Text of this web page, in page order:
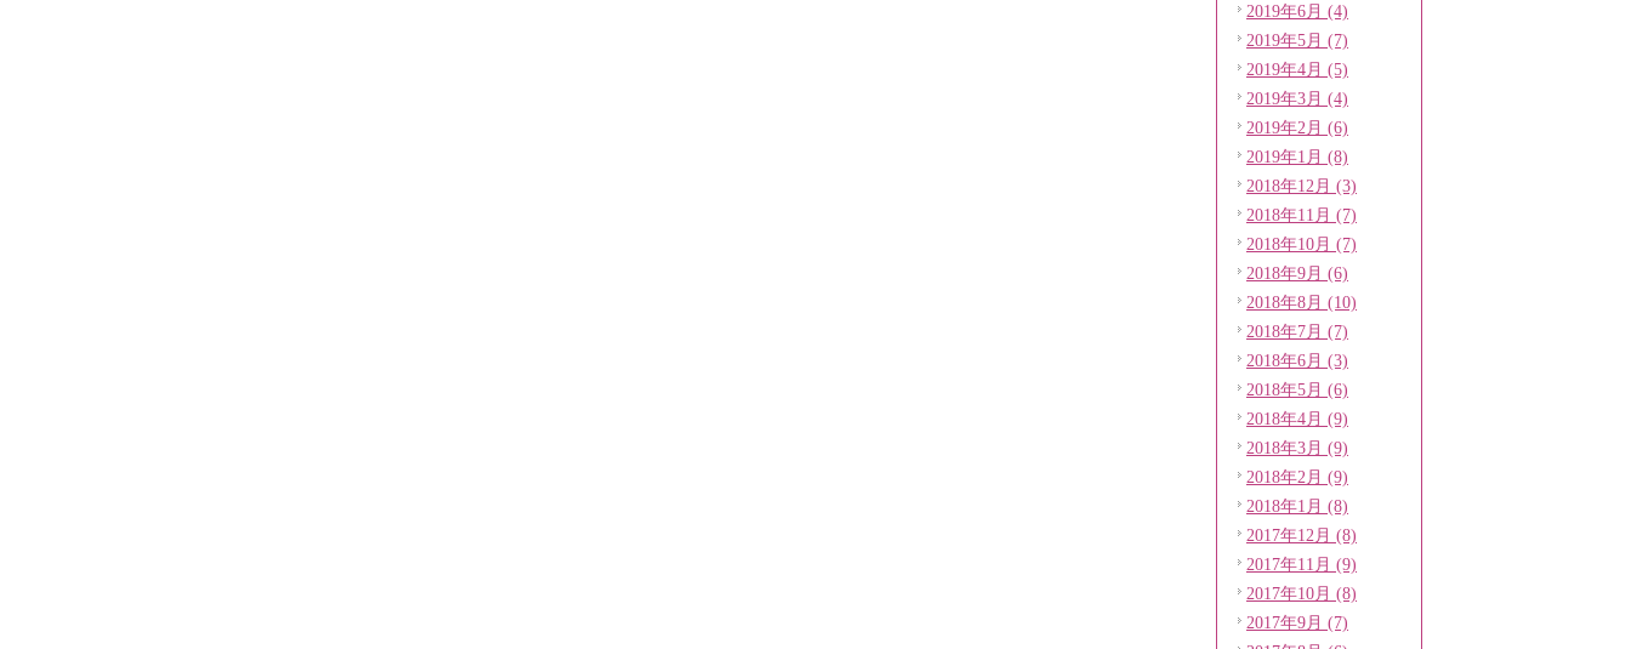
2019年6月 (4)
2019年5月 (7)
2019年4月 (5)
2019年3月 (4)
2019年2月 (6)
2019年1月 (8)
2018年12月 (3)
2018年11月 (7)
2018年10月 (7)
2018年9月 (6)
2018年8月 (10)
2018年7月 (7)
2018年6月 (3)
2018年5月 (6)
2018年4月 (9)
2018年3月 (9)
2018年2月 (9)
2018年1月 (8)
2017年12月 (8)
2017年11月 (9)
2017年10月 (8)
2017年9月 (7)